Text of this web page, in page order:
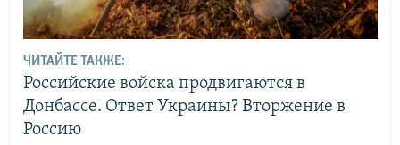
ЧИТАЙТЕ ТАКЖЕ:
Российские войска продвигаются в
Донбассе. Ответ Украины? Вторжение в
Россию